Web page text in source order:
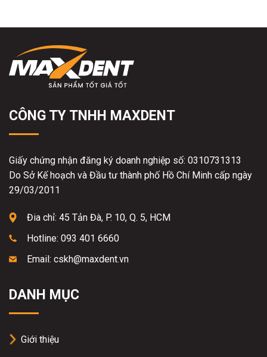
CÔNG TY TNHH MAXDENT
Giấy chứng nhận đăng ký doanh nghiệp số: 0310731313
Do Sở Kế hoạch và Đầu tư thành phố Hồ Chí Minh cấp ngày
29/03/2011
Đia chỉ: 45 Tản Đà, P. 10, Q. 5, HCM
Hotline: 093 401 6660
Email: cskh@maxdent.vn
DANH MỤC
Giới thiệu